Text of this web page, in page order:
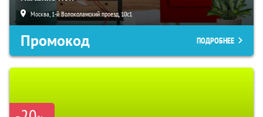
Москва, 1-й Волоколамский проезд, 10с1
Промокод ПОДРОБНЕЕ